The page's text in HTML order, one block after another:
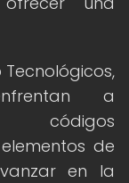
Tecnológicos,
a
códigos
de
en la